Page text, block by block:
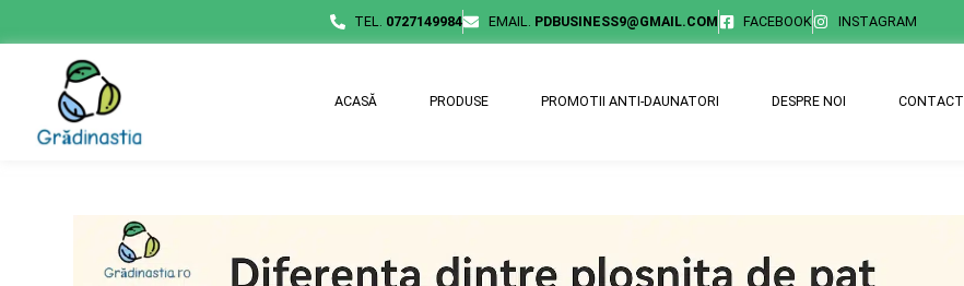
TEL. 0727149984 EMAIL. PDBUSINESS9@GMAIL.COM FACEBOOK INSTAGRAM
ACASĂ PRODUSE PROMOTII ANTI-DAUNATORI DESPRE NOI CONTACT